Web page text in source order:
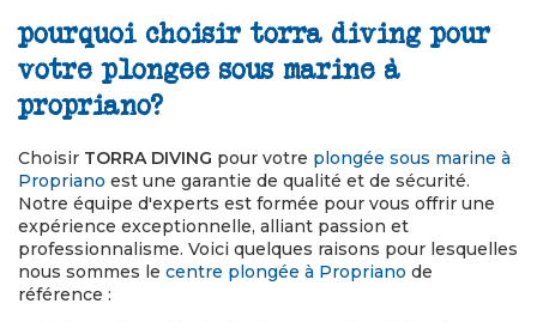
pourquoi choisir torra diving pour
votre plongee sous marine à
propriano?
Choisir TORRA DIVING pour votre plongée sous marine à
Propriano est une garantie de qualité et de sécurité.
Notre équipe d'experts est formée pour vous offrir une
expérience exceptionnelle, alliant passion et
professionnalisme. Voici quelques raisons pour lesquelles
nous sommes le centre plongée à Propriano de
référence :